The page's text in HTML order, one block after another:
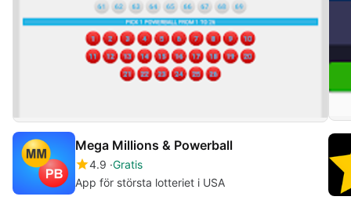
Mega Millions & Powerball
4.9 Gratis
App för största lotteriet i USA